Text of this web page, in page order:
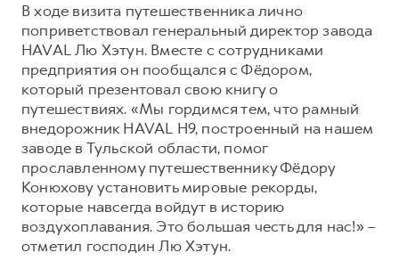
В ходе визита путешественника лично
поприветствовал генеральный директор завода
HAVAL Лю Хэтун. Вместе с сотрудниками
предприятия он пообщался с Фёдором,
который презентовал свою книгу о
путешествиях. «Мы гордимся тем, что рамный
внедорожник HAVAL H9, построенный на нашем
заводе в Тульской области, помог
прославленному путешественнику Фёдору
Конюхову установить мировые рекорды,
которые навсегда войдут в историю
воздухоплавания. Это большая честь для нас!» –
отметил господин Лю Хэтун.